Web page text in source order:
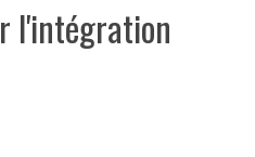
l'intégration